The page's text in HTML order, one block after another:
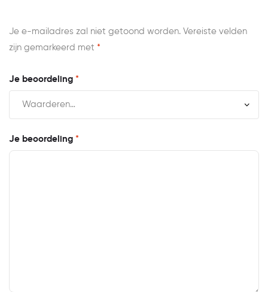
Je e-mailadres zal niet getoond worden. Vereiste velden
zijn gemarkeerd met *
Je beoordeling *
Je beoordeling *